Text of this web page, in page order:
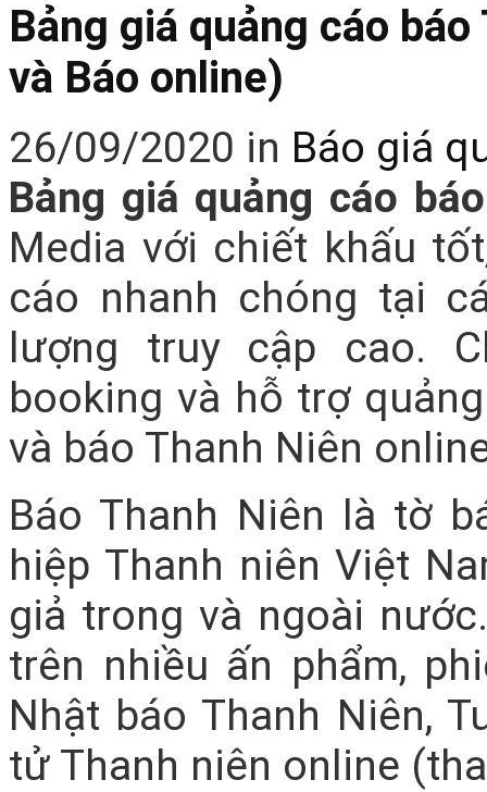
Bảng giá quảng cáo
và Báo online)
26/09/2020 in Báo giá
Bảng giá quảng cáo
Media với chiết khấu
cáo nhanh chóng tại
lượng truy cập cao.
booking và hỗ trợ
và báo Thanh Niên
Báo Thanh Niên là tờ
hiệp Thanh niên Việt
giả trong và ngoài
trên nhiều ấn phẩm,
Nhật báo Thanh Niên,
tử Thanh niên online